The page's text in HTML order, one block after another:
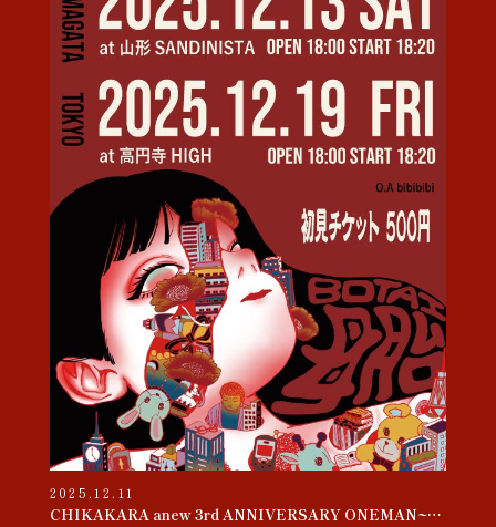
2025.12.11
CHIKAKARA anew 3rd ANNIVERSARY ONEMAN~母胎~